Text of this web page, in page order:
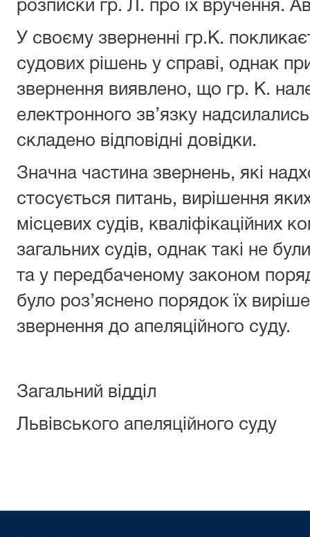
розписки гр. Л. про їх вручення.
У своєму зверненні гр.К.
судових рішень у справі, однак
звернення виявлено, що гр. К.
електронного зв’язку
складено відповідні довідки.
Значна частина звернень, які
стосується питань, вирішення
місцевих судів, кваліфікаційних
загальних судів, однак такі не
та у передбаченому законом
було роз’яснено порядок їх
звернення до апеляційного суду.
Загальний відділ
Львівського апеляційного суду